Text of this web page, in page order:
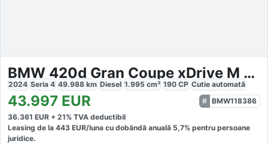
BMW 420d Gran Coupe xDrive M Sport
2024 Seria 4 49.988 km Diesel 1.995 cm³ 190 CP Cutie automată
43.997 EUR
BMW118386
36.361 EUR + 21% TVA deductibil
Leasing de la 443 EUR/luna cu dobăndă anuală 5,7% pentru persoane
juridice.